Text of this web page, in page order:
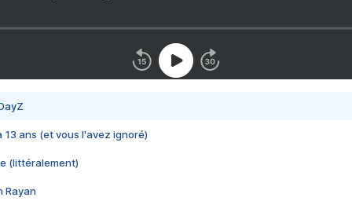
13 ans (et vous l'avez ignoré)
(littéralement)
Rayan